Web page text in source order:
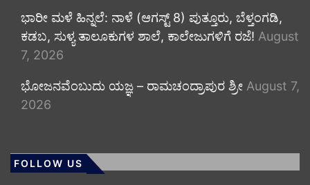
​ಭಾರೀ ಮಳೆ ಹಿನ್ನಲೆ: ನಾಳೆ (ಆಗಸ್ಟ್ 8) ಪುತ್ತೂರು, ಬೆಳ್ತಂಗಡಿ,
ಕಡಬ, ಸುಳ್ಯ ತಾಲೂಕುಗಳ ಶಾಲೆ, ಕಾಲೇಜುಗಳಿಗೆ ರಜೆ! August
7, 2026
ಭೋಜನವೆಂಬುದು ಯಜ್ಞ – ರಾಮಚಂದ್ರಾಪುರ ಶ್ರೀ August 7,
2026
FOLLOW US